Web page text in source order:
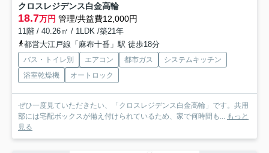
クロスレジデンス白金高輪
18.7万円 管理/共益費12,000円
11階 / 40.26㎡ / 1LDK /築21年
都営大江戸線「麻布十番」駅 徒歩18分
バス・トイレ別 エアコン 都市ガス
システムキッチン
浴室乾燥機
オートロック
ぜひ一度見ていただきたい、「クロスレジデンス白金高輪」です。共用
部には宅配ボックスが備え付けられているため、家で何時間も... もっと
見る